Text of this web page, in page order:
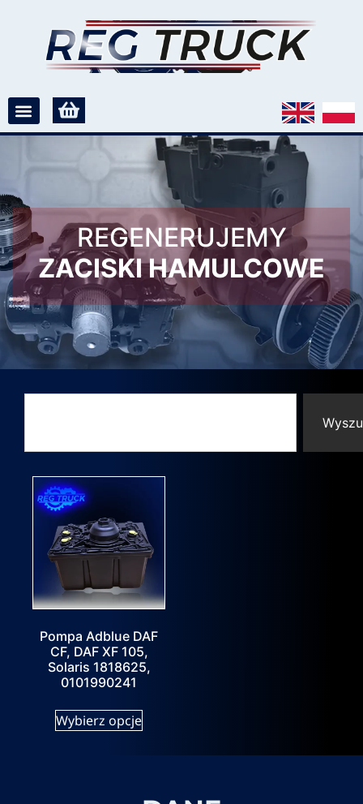
REGENERUJEMY
ZACISKI HAMULCOWE
Pompa Adblue DAF
CF, DAF XF 105,
Solaris 1818625,
0101990241
Wybierz opcje